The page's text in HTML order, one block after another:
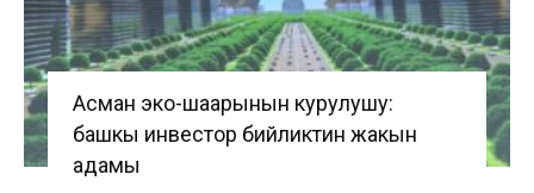
Асман эко-шаарынын курулушу:
башкы инвестор бийликтин жакын
адамы